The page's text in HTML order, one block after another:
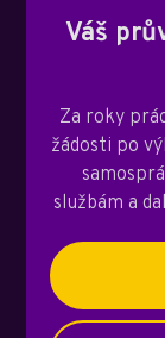
Váš
Za roky
žádosti po
službám a